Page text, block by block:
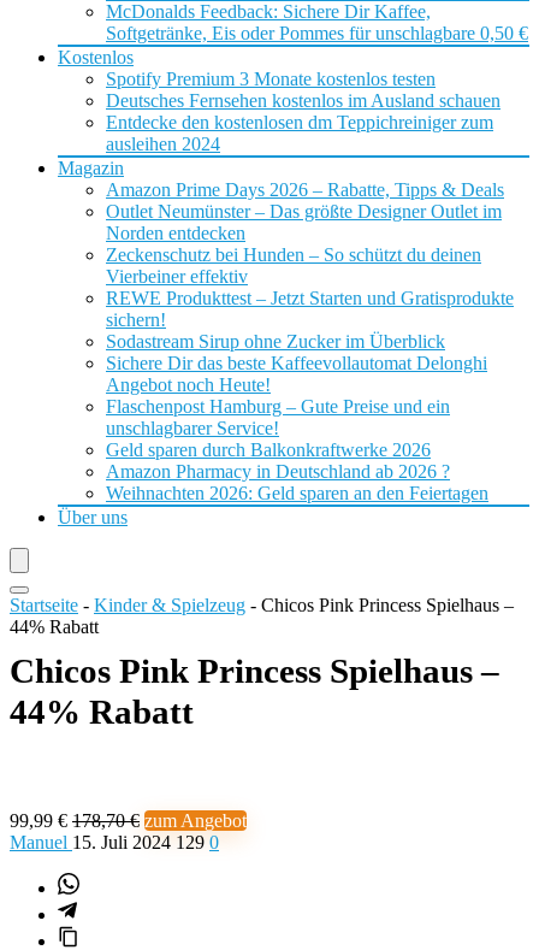
McDonalds Feedback: Sichere Dir Kaffee,
Softgetränke, Eis oder Pommes für unschlagbare 0,50 €
Kostenlos
Spotify Premium 3 Monate kostenlos testen
Deutsches Fernsehen kostenlos im Ausland schauen
Entdecke den kostenlosen dm Teppichreiniger zum
ausleihen 2024
Magazin
Amazon Prime Days 2026 – Rabatte, Tipps & Deals
Outlet Neumünster – Das größte Designer Outlet im
Norden entdecken
Zeckenschutz bei Hunden – So schützt du deinen
Vierbeiner effektiv
REWE Produkttest – Jetzt Starten und Gratisprodukte
sichern!
Sodastream Sirup ohne Zucker im Überblick
Sichere Dir das beste Kaffeevollautomat Delonghi
Angebot noch Heute!
Flaschenpost Hamburg – Gute Preise und ein
unschlagbarer Service!
Geld sparen durch Balkonkraftwerke 2026
Amazon Pharmacy in Deutschland ab 2026 ?
Weihnachten 2026: Geld sparen an den Feiertagen
Über uns
Startseite - Kinder & Spielzeug - Chicos Pink Princess Spielhaus –
44% Rabatt
Chicos Pink Princess Spielhaus –
44% Rabatt
99,99 € 178,70 € zum Angebot
Manuel 15. Juli 2024 129 0